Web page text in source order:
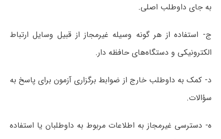
به جای داوطلب اصلی.
ج- استفاده از هر گونه وسیله غیرمجاز از قبیل وسایل ارتباط
الکترونیکی و دستگاه‌های حافظه دار.
د- کمک به داوطلب خارج از ضوابط برگزاری آزمون برای پاسخ به
سؤالات.
ه- دسترسی غیرمجاز به اطلاعات مربوط به داوطلبان یا استفاده